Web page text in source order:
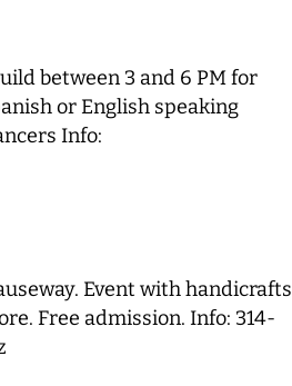
between 3 and 6 PM for
or English speaking
Info:
Event with handicrafts
Free admission. Info: 314-